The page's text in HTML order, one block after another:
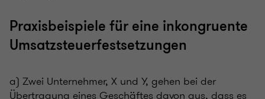
Praxisbeispiele für eine inkongruente
Umsatzsteuerfestsetzungen
a) Zwei Unternehmer, X und Y, gehen bei der
Übertragung eines Geschäftes davon aus, dass es